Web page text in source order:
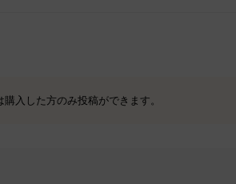
購入した方のみ投稿ができます。